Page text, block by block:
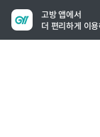
고방 앱에서
더 편리하게 이